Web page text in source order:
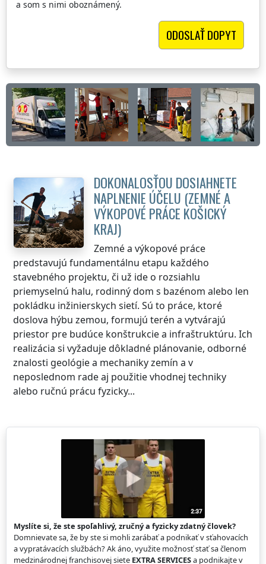
a som s nimi oboznámený.
DOKONALOSŤOU DOSIAHNETE
NAPLNENIE ÚČELU (ZEMNÉ A
VÝKOPOVÉ PRÁCE KOŠICKÝ
KRAJ)
Zemné a výkopové práce
predstavujú fundamentálnu etapu každého
stavebného projektu, či už ide o rozsiahlu
priemyselnú halu, rodinný dom s bazénom alebo len
pokládku inžinierskych sietí. Sú to práce, ktoré
doslova hýbu zemou, formujú terén a vytvárajú
priestor pre budúce konštrukcie a infraštruktúru. Ich
realizácia si vyžaduje dôkladné plánovanie, odborné
znalosti geológie a mechaniky zemín a v
neposlednom rade aj použitie vhodnej techniky
alebo ručnú prácu fyzicky...
Myslíte si, že ste spoľahlivý, zručný a fyzicky zdatný človek?
Domnievate sa, že by ste si mohli zarábať a podnikať v sťahovacích
a vypratávacích službách? Ak áno, využite možnosť stať sa členom
medzinárodnej franchisovej siete EXTRA SERVICESa podnikajte v